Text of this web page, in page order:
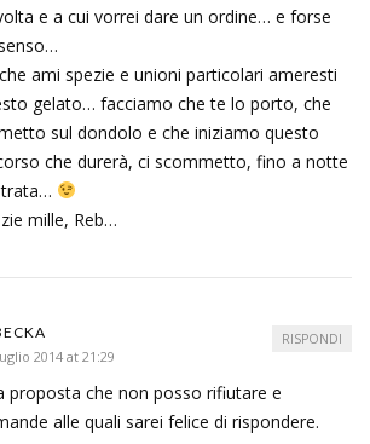
e a cui vorrei dare un ordine… e forse
ami spezie e unioni particolari ameresti
gelato… facciamo che te lo porto, che
sul dondolo e che iniziamo questo
che durerà, ci scommetto, fino a notte
mille, Reb…
2014 at 21:29
proposta che non posso rifiutare e
alle quali sarei felice di rispondere.
RISPONDI